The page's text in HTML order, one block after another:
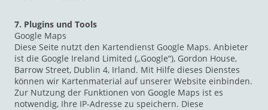
7. Plugins und Tools
Google Maps
Diese Seite nutzt den Kartendienst Google Maps. Anbieter
ist die Google Ireland Limited („Google“), Gordon House,
Barrow Street, Dublin 4, Irland. Mit Hilfe dieses Dienstes
können wir Kartenmaterial auf unserer Website einbinden.
Zur Nutzung der Funktionen von Google Maps ist es
notwendig, Ihre IP-Adresse zu speichern. Diese